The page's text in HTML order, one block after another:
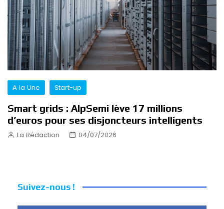
A la Une Start-up
Smart grids : AlpSemi lève 17 millions
d’euros pour ses disjoncteurs intelligents
La Rédaction 04/07/2026
Suivez-nous !